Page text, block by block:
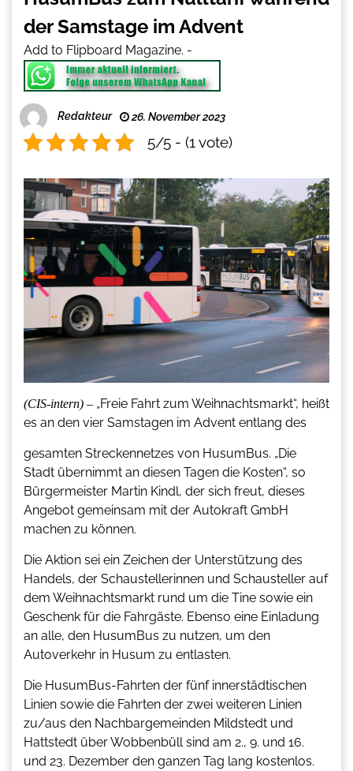
der Samstage im Advent
Add to Flipboard Magazine. -
Redakteur 26. November 2023
5/5 - (1 vote)
(CIS-intern) – „Freie Fahrt zum Weihnachtsmarkt“, heißt
es an den vier Samstagen im Advent entlang des
gesamten Streckennetzes von HusumBus. „Die
Stadt übernimmt an diesen Tagen die Kosten“, so
Bürgermeister Martin Kindl, der sich freut, dieses
Angebot gemeinsam mit der Autokraft GmbH
machen zu können.
Die Aktion sei ein Zeichen der Unterstützung des
Handels, der Schaustellerinnen und Schausteller auf
dem Weihnachtsmarkt rund um die Tine sowie ein
Geschenk für die Fahrgäste. Ebenso eine Einladung
an alle, den HusumBus zu nutzen, um den
Autoverkehr in Husum zu entlasten.
Die HusumBus-Fahrten der fünf innerstädtischen
Linien sowie die Fahrten der zwei weiteren Linien
zu/aus den Nachbargemeinden Mildstedt und
Hattstedt über Wobbenbüll sind am 2., 9. und 16.
und 23. Dezember den ganzen Tag lang kostenlos.